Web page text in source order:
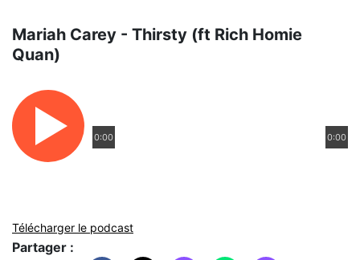
Mariah Carey - Thirsty (ft Rich Homie
Quan)
0:00 0:00
Télécharger le podcast
Partager :